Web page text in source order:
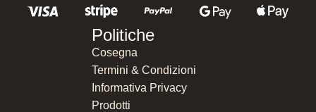
Politiche
Cosegna
Termini & Condizioni
Informativa Privacy
Prodotti